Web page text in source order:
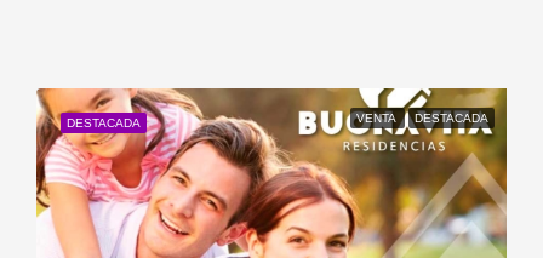
DESTACADA VENTA DESTACADA